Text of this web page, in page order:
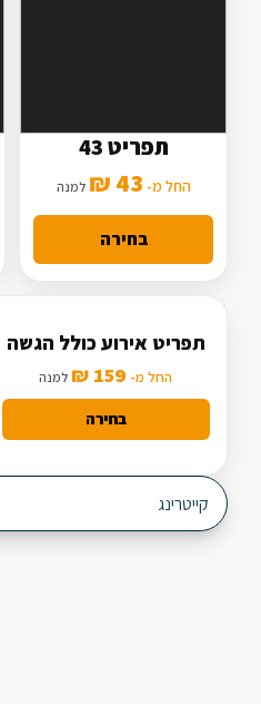
2 תוספות
מנה עיקרית בסיסית
תפריט 43
החל מ- 43 ₪ למנה
בחירה
תפריט אירוע כולל הגשה
החל מ- 159 ₪ למנה
בחירה
קייטרינג